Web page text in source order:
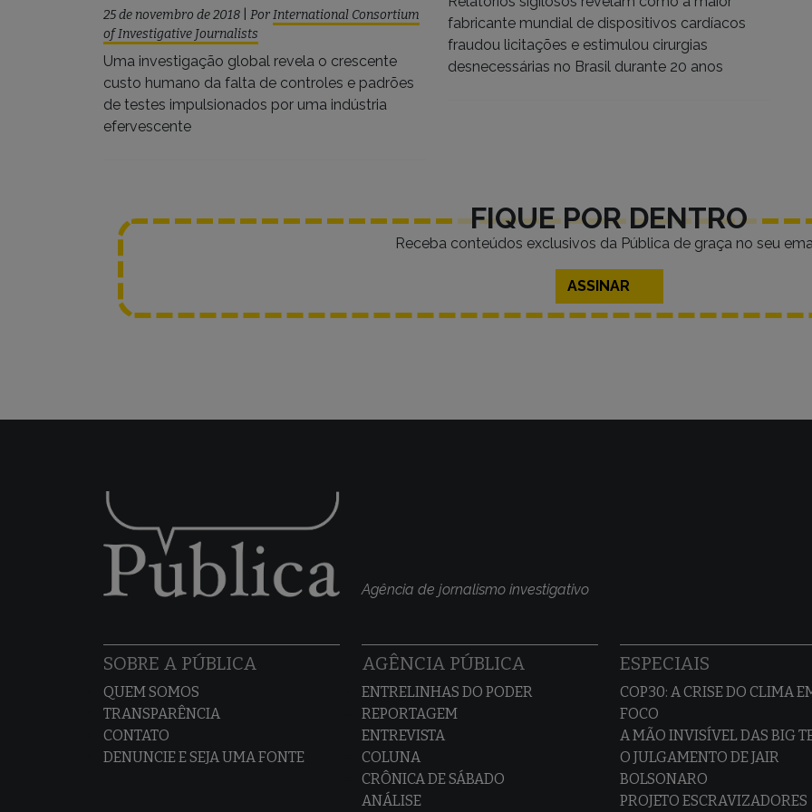
25 de novembro de 2018 PorInternational Consortium
of Investigative Journalists
Uma investigação global revela o crescente
custo humano da falta de controles e padrões
de testes impulsionados por uma indústria
efervescente
fabricante mundial de dispositivos cardíacos
fraudou licitações e estimulou cirurgias
desnecessárias no Brasil durante 20 anos
FIQUE POR DENTRO
Receba conteúdos exclusivos da Pública de graça no seu
ASSINAR
Agência de jornalismo investigativo
SOBRE A PÚBLICA
QUEM SOMOS
TRANSPARÊNCIA
CONTATO
DENUNCIE E SEJA UMA FONTE
AGÊNCIA PÚBLICA
ENTRELINHAS DO PODER
REPORTAGEM
ENTREVISTA
COLUNA
CRÔNICA DE SÁBADO
ANÁLISE
ESPECIAIS
COP30: A CRISE DO CLIMA
FOCO
A MÃO INVISÍVEL DAS BIG
O JULGAMENTO DE JAIR
BOLSONARO
PROJETO ESCRAVIZADORES